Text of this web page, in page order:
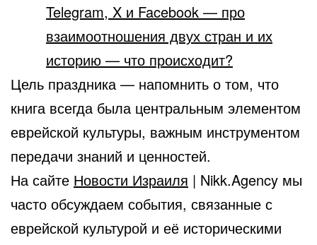
Telegram, X и Facebook — про
взаимоотношения двух стран и их
историю — что происходит?
Цель праздника — напомнить о том, что
книга всегда была центральным элементом
еврейской культуры, важным инструментом
передачи знаний и ценностей.
На сайте Новости Израиля | Nikk.Agency мы
часто обсуждаем события, связанные с
еврейской культурой и её историческими